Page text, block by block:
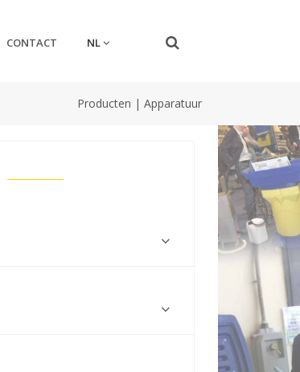
CONTACT NL
Producten |Apparatuur